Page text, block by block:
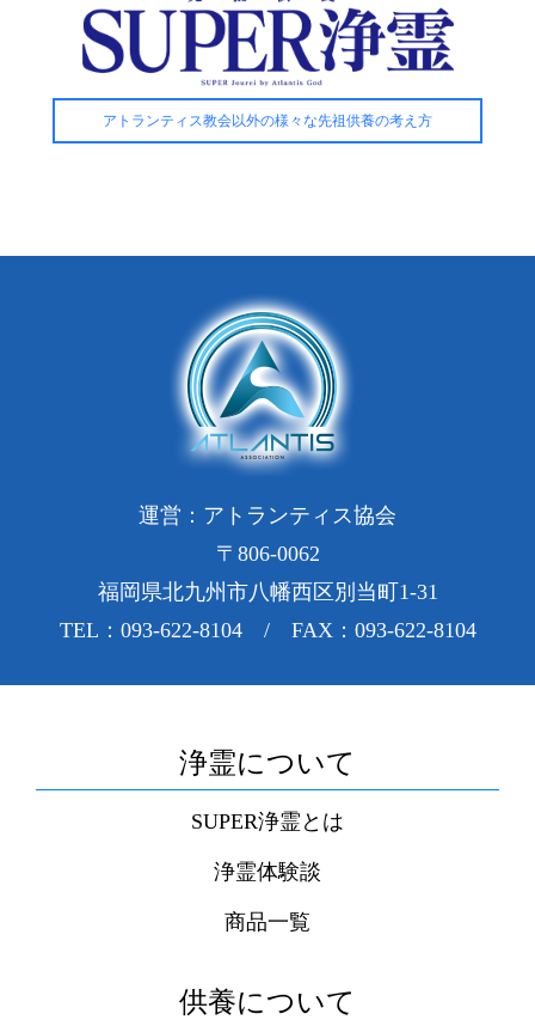
アトランティス教会以外の様々な先祖供養の考え方
運営：アトランティス協会
〒806-0062
福岡県北九州市八幡西区別当町1-31
TEL：093-622-8104 / FAX：093-622-8104
浄霊について
SUPER浄霊とは
浄霊体験談
商品一覧
供養について